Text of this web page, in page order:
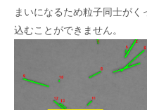
まいになるため粒子同士がく
込むことができません。